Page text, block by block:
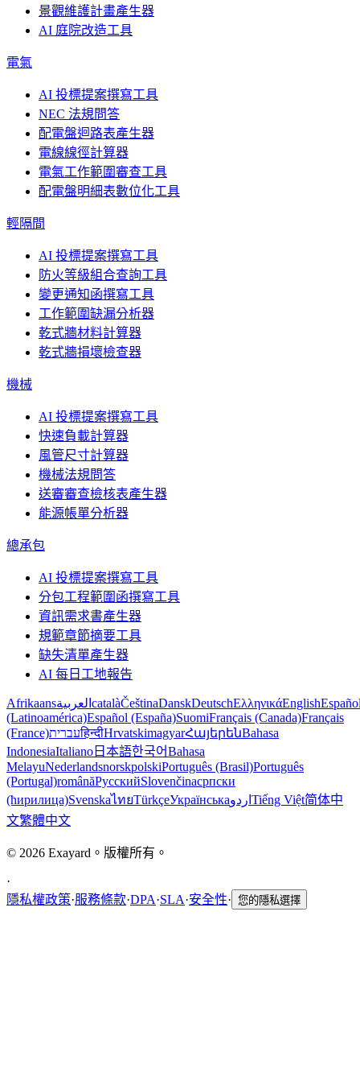
景觀維護計畫產生器
AI 庭院改造工具
電氣
AI 投標提案撰寫工具
NEC 法規問答
配電盤迴路表產生器
電線線徑計算器
電氣工作範圍審查工具
配電盤明細表數位化工具
輕隔間
AI 投標提案撰寫工具
防火等級組合查詢工具
變更通知函撰寫工具
工作範圍缺漏分析器
乾式牆材料計算器
乾式牆損壞檢查器
機械
AI 投標提案撰寫工具
快速負載計算器
風管尺寸計算器
機械法規問答
送審審查檢核表產生器
能源帳單分析器
總承包
AI 投標提案撰寫工具
分包工程範圍函撰寫工具
資訊需求書產生器
規範章節摘要工具
缺失清單產生器
AI 每日工地報告
Afrikaansالعربية catalàČeštinaDanskDeutschΕλληνικάEnglish
(Latinoamérica)Español (España)SuomiFrançais (Canada)Français
(France)עבריתहिन्दीHrvatskimagyarՀայերենBahasa
IndonesiaItaliano 日本語한국어Bahasa
MelayuNederlandsnorskpolskiPortuguês (Brasil)Português
(Portugal)românăРусскийSlovenčinaсрпски
(ћирилица)SvenskaไทยTürkçeУкраїнськаاردو Tiếng Việt简体中
文繁體中文
© 2026 Exayard。版權所有。
·
隱私權政策·服務條款·DPA·SLA·安全性· 您的隱私選擇